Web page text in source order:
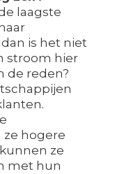
laagste
is het niet
stroom hier
de reden?
hogere
ze
met hun